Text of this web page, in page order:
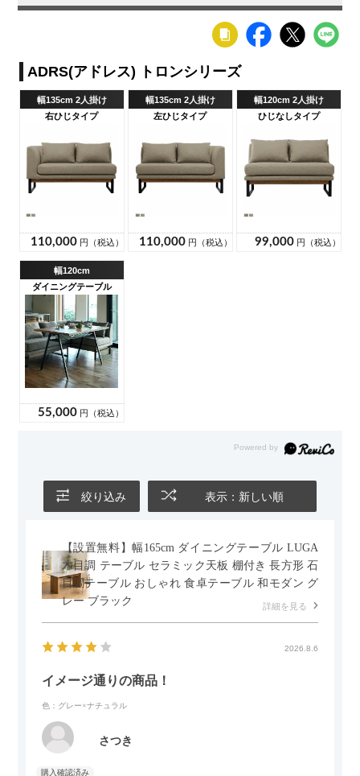
絞り込み 表示：新しい順
【設置無料】幅165cm ダイニングテーブル LUGA
木目調 テーブル セラミック天板 棚付き 長方形 石
目調テーブル おしゃれ 食卓テーブル 和モダン グ
レー ブラック
詳細を見る
2026.8.6
イメージ通りの商品！
色：グレー×ナチュラル
さつき